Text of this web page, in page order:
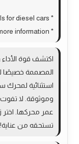
* Uses German Senvinico oils for diesel cars
* Please refer to the image for more information
اكتشف قوة الأداء
المصممة خصيصًا
استثنائية
وموثوقة. لا
عمر محركها. اختر
تستحقه من عناية!